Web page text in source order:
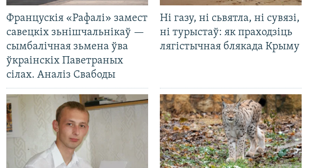
Францускія «Рафалі» замест
савецкіх зьнішчальнікаў —
сымбалічная зьмена ўва
ўкраінскіх Паветраных
сілах. Аналіз Свабоды
Ні газу, ні сьвятла, ні сувязі,
ні турыстаў: як праходзіць
лягістычная блякада Крыму